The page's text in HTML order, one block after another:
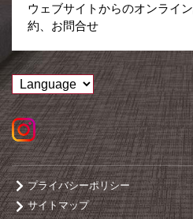
ウェブサイトからのオンライ
約、お問合せ
プライバシーポリシー
サイトマップ